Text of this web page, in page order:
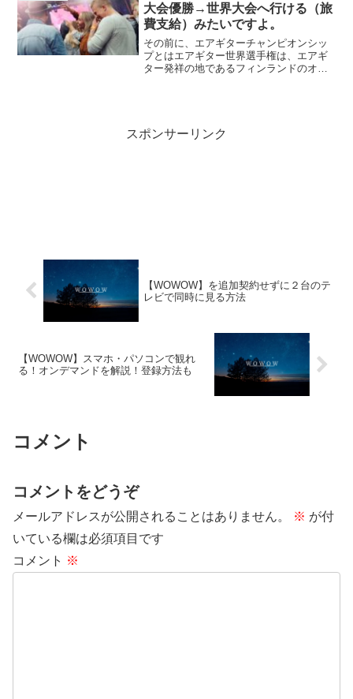
大会優勝→世界大会へ行ける（旅
費支給）みたいですよ。
その前に、エアギターチャンピオンシッ
プとはエアギター世界選手権は、エアギ
ター発祥の地であるフィンランドのオウ
スポンサーリンク
【WOWOW】を追加契約せずに２台のテ
レビで同時に見る方法
【WOWOW】スマホ・パソコンで観れ
る！オンデマンドを解説！登録方法も
コメント
コメントをどうぞ
メールアドレスが公開されることはありません。 ※ が付
いている欄は必須項目です
コメント ※